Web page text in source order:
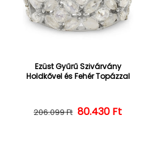
ár
Ezüst Gyűrű Szivárvány
Holdkővel és Fehér Topázzal
Normál ár
206.099 Ft 80.430 Ft